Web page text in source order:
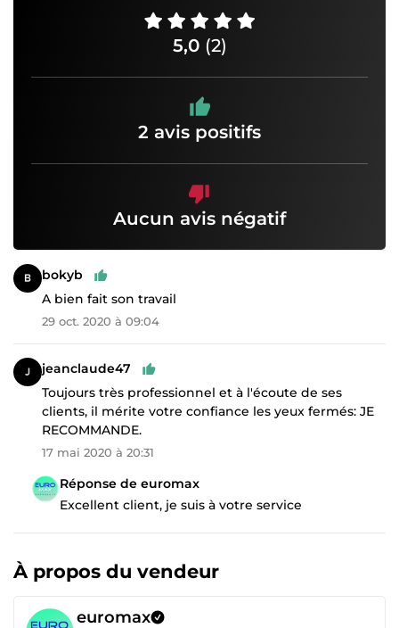
5,0 (2)
2 avis positifs
Aucun avis négatif
bokyb
A bien fait son travail
29 oct. 2020 à 09:04
jeanclaude47
Toujours très professionnel et à l'écoute de ses
clients, il mérite votre confiance les yeux fermés: JE
RECOMMANDE.
17 mai 2020 à 20:31
Réponse de euromax
Excellent client, je suis à votre service
À propos du vendeur
euromax